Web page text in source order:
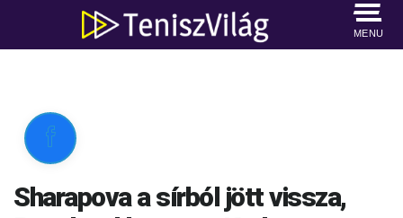
MENU

Sharapova a sírból jött vissza,